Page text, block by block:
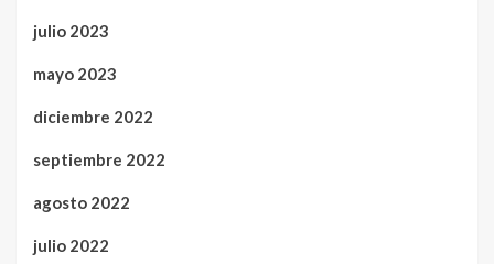
julio 2023
mayo 2023
diciembre 2022
septiembre 2022
agosto 2022
julio 2022